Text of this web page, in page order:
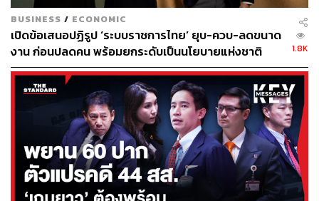
BUSINESS / ECONOMIC
เปิดข้อเสนอปฏิรูป ‘ระบบราชการไทย’ ยุบ-ควบ-ลดขนาด
งาน ก่อนปลดคน พร้อมยกระดับเป็นนโยบายแห่งชาติ
1.8K